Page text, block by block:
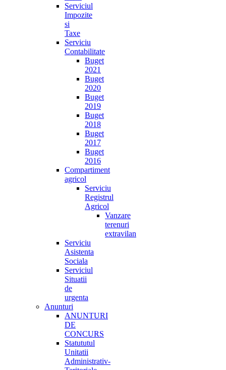
Serviciul
Impozite
si
Taxe
Serviciu
Contabilitate
Buget
2021
Buget
2020
Buget
2019
Buget
2018
Buget
2017
Buget
2016
Compartiment
agricol
Serviciu
Registrul
Agricol
Vanzare
terenuri
extravilan
Serviciu
Asistenta
Sociala
Serviciul
Situatii
de
urgenta
Anunturi
ANUNTURI
DE
CONCURS
Statututul
Unitatii
Administrativ-